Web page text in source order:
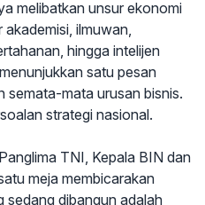
melibatkan unsur ekonomi
ilmuwan,
hingga intelijen
satu pesan
semata-mata urusan bisnis.
strategi nasional.
TNI, Kepala BIN dan
meja membicarakan
sedang dibangun adalah